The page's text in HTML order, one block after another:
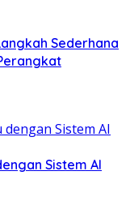
Sederhana
Sistem AI